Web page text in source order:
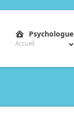
Psychologue–
Accueil